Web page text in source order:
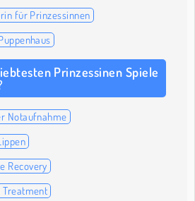
für Prinzessinnen
Prinzessinen Spiele
Notaufnahme
Recovery
Treatment